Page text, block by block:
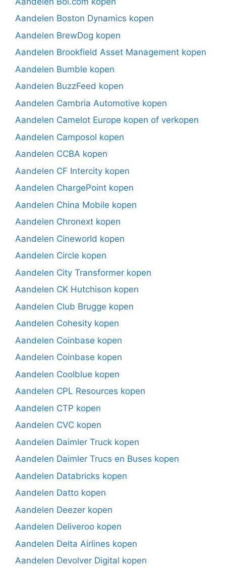
Aandelen Boston Dynamics kopen
Aandelen BrewDog kopen
Aandelen Brookfield Asset Management kopen
Aandelen Bumble kopen
Aandelen BuzzFeed kopen
Aandelen Cambria Automotive kopen
Aandelen Camelot Europe kopen of verkopen
Aandelen Camposol kopen
Aandelen CCBA kopen
Aandelen CF Intercity kopen
Aandelen ChargePoint kopen
Aandelen China Mobile kopen
Aandelen Chronext kopen
Aandelen Cineworld kopen
Aandelen Circle kopen
Aandelen City Transformer kopen
Aandelen CK Hutchison kopen
Aandelen Club Brugge kopen
Aandelen Cohesity kopen
Aandelen Coinbase kopen
Aandelen Coinbase kopen
Aandelen Coolblue kopen
Aandelen CPL Resources kopen
Aandelen CTP kopen
Aandelen CVC kopen
Aandelen Daimler Truck kopen
Aandelen Daimler Trucs en Buses kopen
Aandelen Databricks kopen
Aandelen Datto kopen
Aandelen Deezer kopen
Aandelen Deliveroo kopen
Aandelen Delta Airlines kopen
Aandelen Devolver Digital kopen